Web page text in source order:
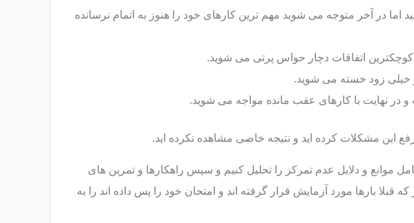
در آخر متوجه می شوید مهم ترین کارهای خود را هنوز به اتمام نرسانده
کوچکترین اتفاقات دچار حواس پرتی می شوید.
و خیلی زود خسته می شوید.
در نهایت با کارهای عقب مانده مواجه می شوید.
این مشکلات کرده اید و نتیجه خاصی مشاهده نکرده اید.
موانع و دلایل عدم تمرکز را تحلیل کنیم و سپس راهکارها و تمرین های
قبلا بارها مورد آزمایش قرار گرفته اند و امتحان خود را پس داده اند را به